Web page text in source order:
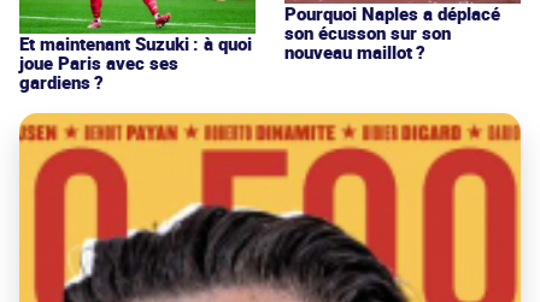
Et maintenant Suzuki : à quoi
joue Paris avec ses
gardiens ?
Pourquoi Naples a déplacé
son écusson sur son
nouveau maillot ?